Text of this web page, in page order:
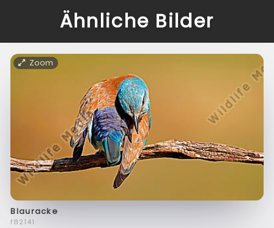
Ähnliche Bilder
Zoom
Blauracke
f82141